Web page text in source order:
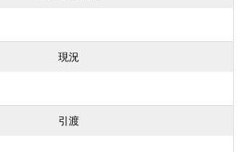
現況
引渡